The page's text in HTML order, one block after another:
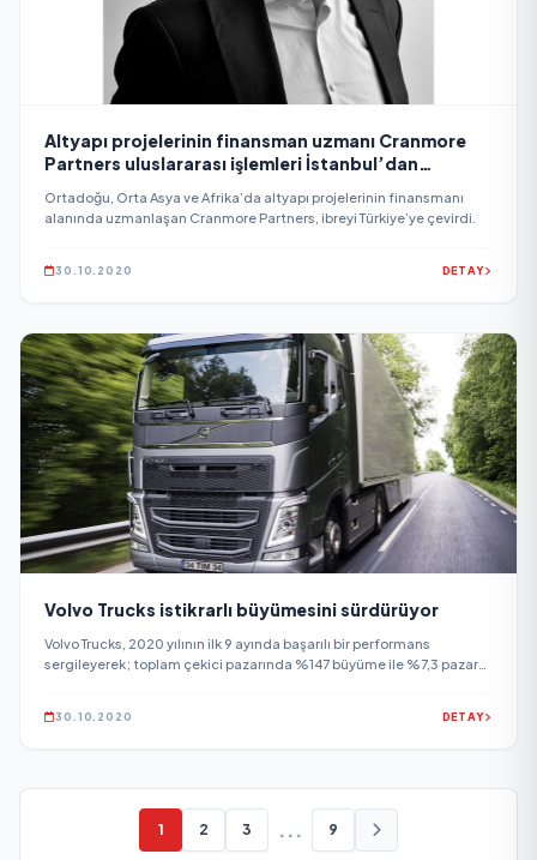
Altyapı projelerinin finansman uzmanı Cranmore
Partners uluslararası işlemleri İstanbul’dan
Ortadoğu, Orta Asya ve Afrika’da altyapı projelerinin finansmanı
alanında uzmanlaşan Cranmore Partners, ibreyi Türkiye’ye çevirdi.
30.10.2020 DETAY
Volvo Trucks istikrarlı büyümesini sürdürüyor
Volvo Trucks, 2020 yılının ilk 9 ayında başarılı bir performans
sergileyerek; toplam çekici pazarında %147 büyüme ile %7,3 pazar
30.10.2020 DETAY
1 2 3 ... 9